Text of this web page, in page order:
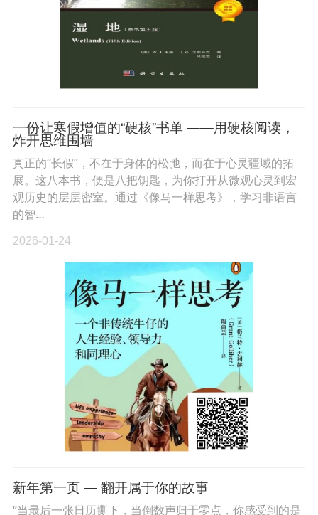
一份让寒假增值的“硬核”书单 ——用硬核阅读，
炸开思维围墙
真正的“长假”，不在于身体的松弛，而在于心灵疆域的拓
展。这八本书，便是八把钥匙，为你打开从微观心灵到宏
观历史的层层密室。通过《像马一样思考》，学习非语言
的智…
2026-01-24
新年第一页 — 翻开属于你的故事
“当最后一张日历撕下，当倒数声归于零点，你感受到的是